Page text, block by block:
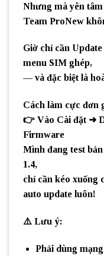
Nhưng mà yên
Team ProNew
Giờ chỉ cần
menu SIM ghép,
— và đặc biệt là
Cách làm cực đơn
👉 Vào Cài đặt ➜
Firmware
Mình đang test bản
1.4,
chỉ cần kéo xuống
auto update luôn!
⚠️ Lưu ý:
Phải dùng mạng